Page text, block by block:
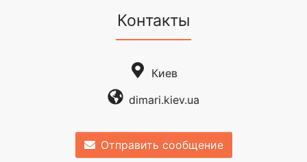
Контакты
Киев
dimari.kiev.ua
Отправить сообщение